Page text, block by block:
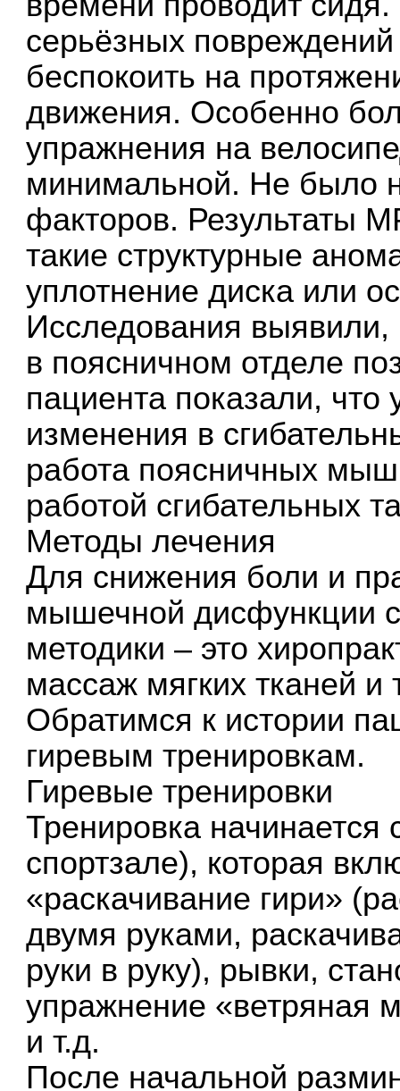
серьёзных
беспокоить на
движения. Особенно
упражнения на
минимальной. Не было
факторов. Результаты
такие структурные
уплотнение диска или
Исследования выявили,
в поясничном отделе
пациента показали, что
изменения в
работа поясничных
работой сгибательных
Методы лечения
Для снижения боли и
мышечной дисфункции
методики – это
массаж мягких тканей и
Обратимся к истории
гиревым тренировкам.
Гиревые тренировки
Тренировка
спортзале), которая
«раскачивание гири»
двумя руками,
руки в руку), рывки,
упражнение «ветряная
и т.д.
После начальной